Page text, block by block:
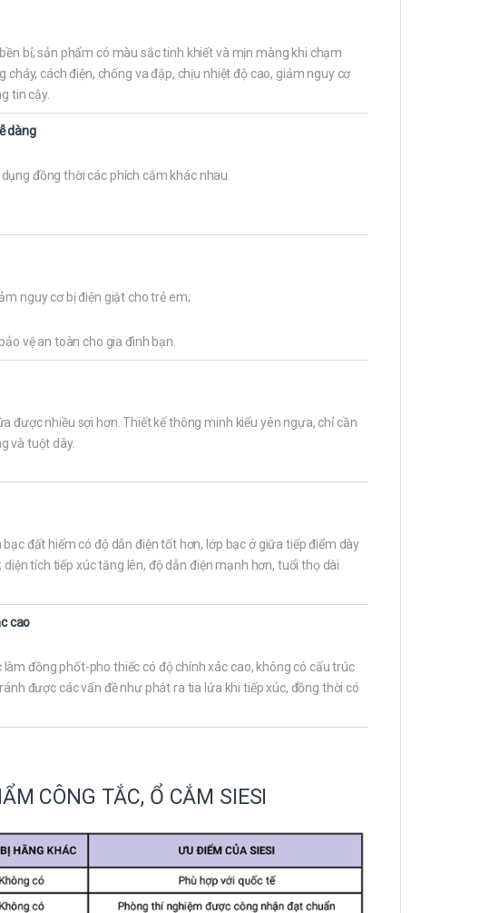
bỉ; sản phẩm có màu sắc tinh khiết và mịn màng khi chạm
cháy, cách điện, chống va đập, chịu nhiệt độ cao, giảm nguy cơ
tin cậy.
dàng
đồng thời các phích cắm khác nhau.
nguy cơ bị điện giật cho trẻ em;
vệ an toàn cho gia đình bạn.
được nhiều sợi hơn. Thiết kế thông minh kiểu yên ngựa, chỉ cần
và tuột dây.
đất hiếm có độ dẫn điện tốt hơn, lớp bạc ở giữa tiếp điểm dày
tích tiếp xúc tăng lên, độ dẫn điện mạnh hơn, tuổi thọ dài
cao
đồng phốt-pho thiếc có độ chính xác cao, không có cấu trúc
được các vấn đề như phát ra tia lửa khi tiếp xúc, đồng thời có
CÔNG TẮC, Ổ CẮM SIESI